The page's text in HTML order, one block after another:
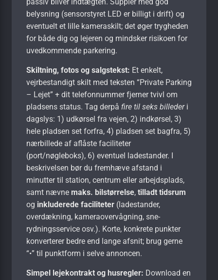
passiv bliver indtægten. Supplér med god
belysning (sensorstyret LED er billigt i drift) og
eventuelt et lille kamera­skilt; det øger trygheden
for både dig og lejeren og mindsker risikoen for
uvedkommende parkering.
Skiltning, fotos og salgs­tekst: Et enkelt,
vejrbestandigt skilt med teksten “Private Parking
– Lejet” + dit telefonnummer fjerner tvivl om
pladsens status. Tag derpå fire til seks billederi
dagslys: 1) udkørsel fra vejen, 2) indkørsel, 3)
hele pladsen set forfra, 4) pladsen set bagfra, 5)
nærbillede af aflåste faciliteter
(port/nøgleboks), 6) eventuel ladestander. I
beskrivelsen bør du fremhæve afstand i
minutter til station, centrum eller arbejdsplads,
samt nævne maks. bilstørrelse, tilladt tidsrum
og inkluderede faciliteter (ladestander,
overdækning, kameraovervågning, sne­
rydningsservice osv.). Korte, konkrete punkter
konverterer bedre end lange afsnit; brug gerne
“•” til punktform i selve annoncen.
Simpel lejekontrakt og husregler: Download en